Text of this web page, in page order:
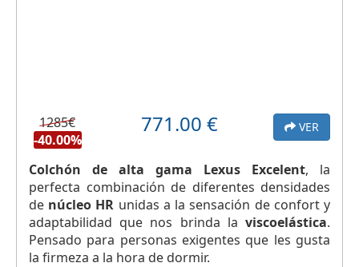
1285€
-40.00%
771.00 € VER
Colchón de alta gama Lexus Excelent, la
perfecta combinación de diferentes densidades
de núcleo HR unidas a la sensación de confort y
adaptabilidad que nos brinda la viscoelástica.
Pensado para personas exigentes que les gusta
la firmeza a la hora de dormir.